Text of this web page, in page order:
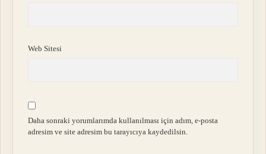
Web Sitesi
Daha sonraki yorumlarımda kullanılması için adım, e-posta
adresim ve site adresim bu tarayıcıya kaydedilsin.